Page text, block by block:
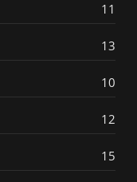
11
13
10
12
15